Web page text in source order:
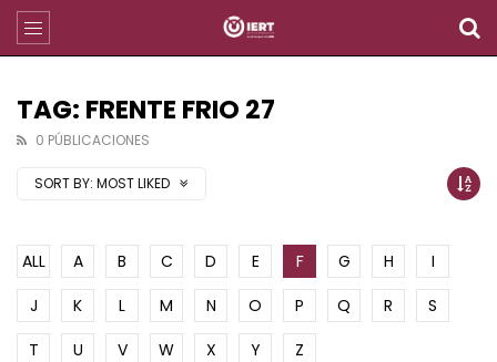
TAG: FRENTE FRIO 27
0 PÚBLICACIONES
SORT BY: MOST LIKED
ALL A B C D E F G H
I
J
K L M N O P Q R
S
T
U V W X Y Z